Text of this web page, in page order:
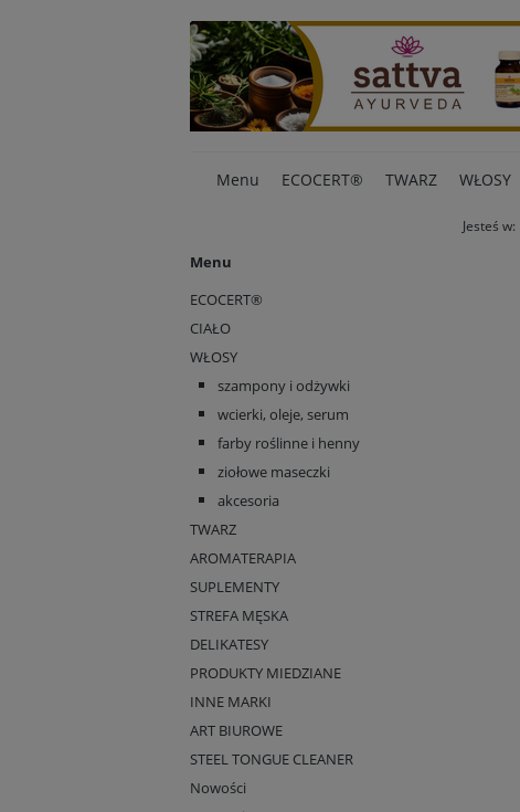
Menu ECOCERT® TWARZ WŁOSY
Jesteś w:
Menu
ECOCERT®
CIAŁO
WŁOSY
szampony i odżywki
wcierki, oleje, serum
farby roślinne i henny
ziołowe maseczki
akcesoria
TWARZ
AROMATERAPIA
SUPLEMENTY
STREFA MĘSKA
DELIKATESY
PRODUKTY MIEDZIANE
INNE MARKI
ART BIUROWE
STEEL TONGUE CLEANER
Nowości